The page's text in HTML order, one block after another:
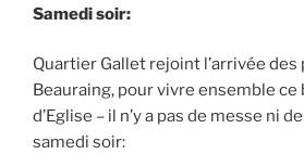
Samedi soir:
Quartier Gallet rejoint l’arrivée des
Beauraing, pour vivre ensemble
d’Eglise – il n’y a pas de messe ni
samedi soir: